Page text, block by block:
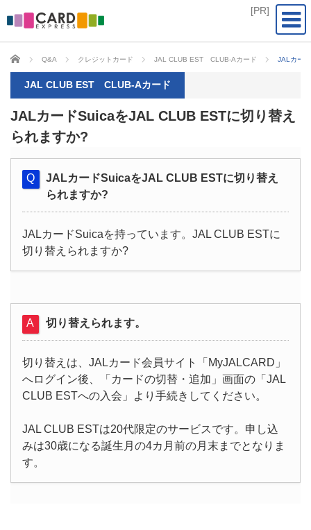
CARD EXPRESS
Q&A クレジットカード JAL CLUB EST CLUB-Aカード JALカー
JAL CLUB EST CLUB-Aカード
JALカードSuicaをJAL CLUB ESTに切り替え
られますか?
JALカードSuicaをJAL CLUB ESTに切り替え
られますか?
JALカードSuicaを持っています。JAL CLUB ESTに
切り替えられますか?
切り替えられます。
切り替えは、JALカード会員サイト「MyJALCARD」
へログイン後、「カードの切替・追加」画面の「JAL
CLUB ESTへの入会」より手続きしてください。
JAL CLUB ESTは20代限定のサービスです。申し込
みは30歳になる誕生月の4カ月前の月末までとなりま
す。